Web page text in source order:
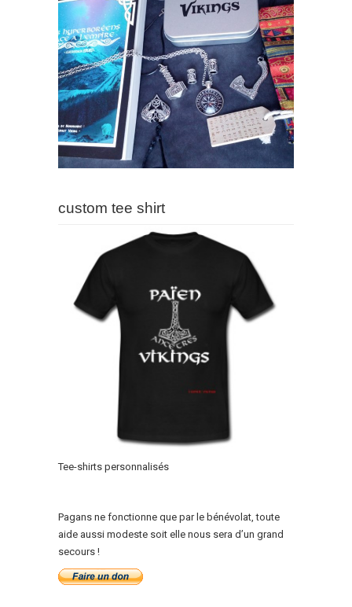
custom tee shirt
Tee-shirts personnalisés
Pagans ne fonctionne que par le bénévolat, toute
aide aussi modeste soit elle nous sera d’un grand
secours !